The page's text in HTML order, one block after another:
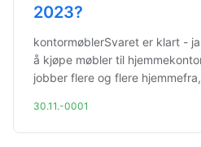
2023?
kontormøblerSvaret er klart -
å kjøpe møbler til
jobber flere og flere
30.11.-0001